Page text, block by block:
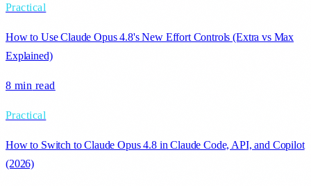
Practical
How to Use Claude Opus 4.8's New Effort Controls (Extra vs Max
Explained)
8 min read
Practical
How to Switch to Claude Opus 4.8 in Claude Code, API, and Copilot
(2026)